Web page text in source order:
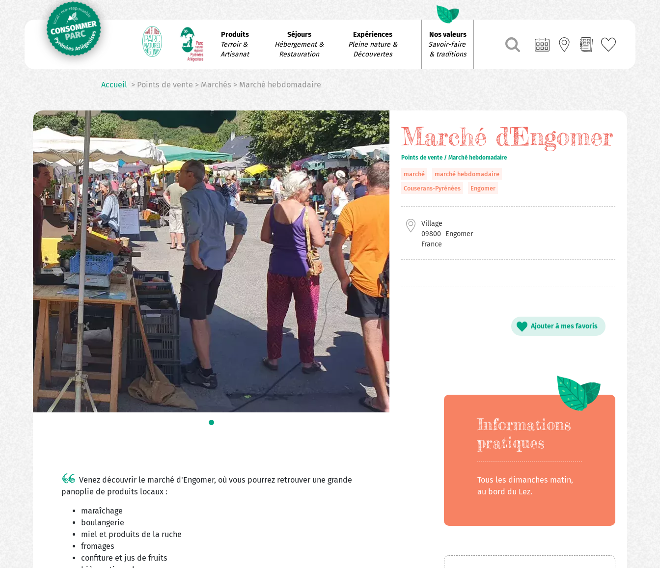
Navigation
principale
Produits
Terroir &
Artisanat
Séjours
Hébergement &
Restauration
Expériences
Pleine nature &
Découvertes
Nos valeurs
Savoir-faire
& traditions
Accueil > Points de vente > Marchés > Marché hebdomadaire
Venez découvrir le marché d'Engomer, où vous pourrez retrouver une grande
panoplie de produits locaux :
maraîchage
boulangerie
miel et produits de la ruche
fromages
confiture et jus de fruits
Marché d'Engomer
Points de vente / Marché hebdomadaire
marché
marché hebdomadaire
Couserans-Pyrénées
Engomer
Village
09800
Engomer
France
Ajouter à mes favoris
Informations
pratiques
Tous les dimanches matin,
au bord du Lez.